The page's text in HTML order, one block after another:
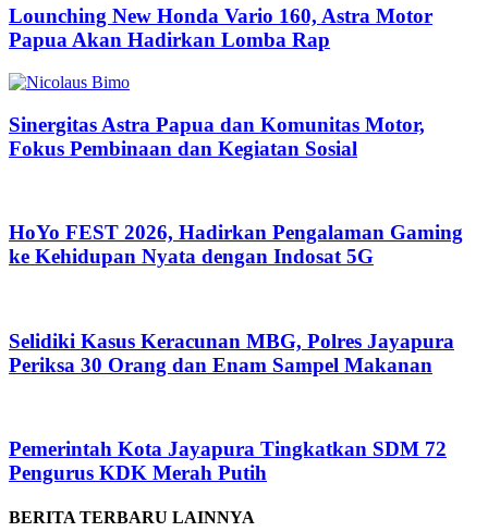
Lounching New Honda Vario 160, Astra Motor
Papua Akan Hadirkan Lomba Rap
Sinergitas Astra Papua dan Komunitas Motor,
Fokus Pembinaan dan Kegiatan Sosial
HoYo FEST 2026, Hadirkan Pengalaman Gaming
ke Kehidupan Nyata dengan Indosat 5G
Selidiki Kasus Keracunan MBG, Polres Jayapura
Periksa 30 Orang dan Enam Sampel Makanan
Pemerintah Kota Jayapura Tingkatkan SDM 72
Pengurus KDK Merah Putih
BERITA TERBARU LAINNYA